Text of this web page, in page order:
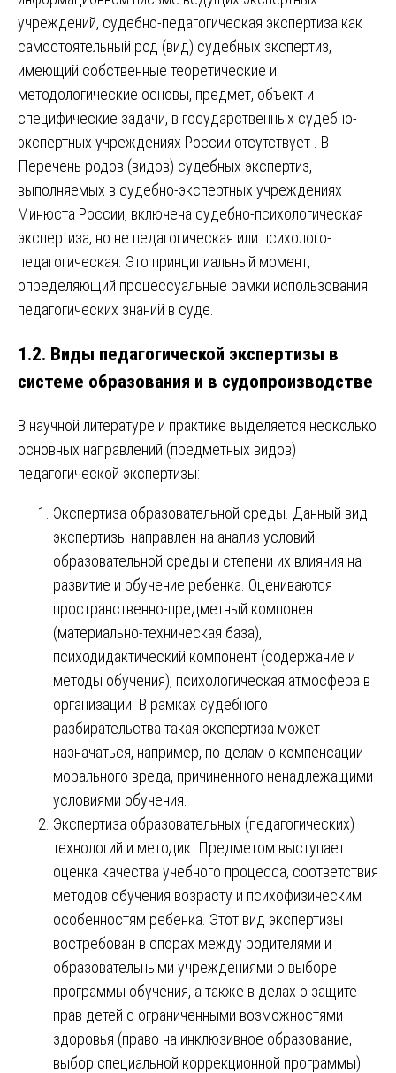
учреждений, судебно-педагогическая экспертиза как
самостоятельный род (вид) судебных экспертиз,
имеющий собственные теоретические и
методологические основы, предмет, объект и
специфические задачи, в государственных судебно-
экспертных учреждениях России отсутствует . В
Перечень родов (видов) судебных экспертиз,
выполняемых в судебно-экспертных учреждениях
Минюста России, включена судебно-психологическая
экспертиза, но не педагогическая или психолого-
педагогическая. Это принципиальный момент,
определяющий процессуальные рамки использования
педагогических знаний в суде.
1.2. Виды педагогической экспертизы в
системе образования и в судопроизводстве
В научной литературе и практике выделяется несколько
основных направлений (предметных видов)
педагогической экспертизы:
Экспертиза образовательной среды. Данный вид
экспертизы направлен на анализ условий
образовательной среды и степени их влияния на
развитие и обучение ребенка. Оцениваются
пространственно-предметный компонент
(материально-техническая база),
психодидактический компонент (содержание и
методы обучения), психологическая атмосфера в
организации. В рамках судебного
разбирательства такая экспертиза может
назначаться, например, по делам о компенсации
морального вреда, причиненного ненадлежащими
условиями обучения.
Экспертиза образовательных (педагогических)
технологий и методик. Предметом выступает
оценка качества учебного процесса, соответствия
методов обучения возрасту и психофизическим
особенностям ребенка. Этот вид экспертизы
востребован в спорах между родителями и
образовательными учреждениями о выборе
программы обучения, а также в делах о защите
прав детей с ограниченными возможностями
здоровья (право на инклюзивное образование,
выбор специальной коррекционной программы).